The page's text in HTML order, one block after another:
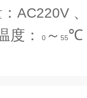
AC220V
度： 0 ～ 55℃